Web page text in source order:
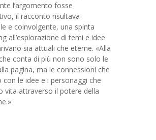
l’argomento fosse
il racconto risultava
e coinvolgente, una spinta
all’esplorazione di temi e idee
sia attuali che eterne. «Alla
conta di più non sono solo le
pagina, ma le connessioni che
con le idee e i personaggi che
vita attraverso il potere della